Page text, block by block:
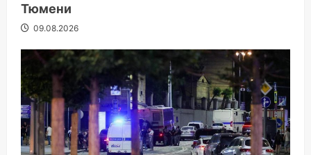
Тюмени
09.08.2026